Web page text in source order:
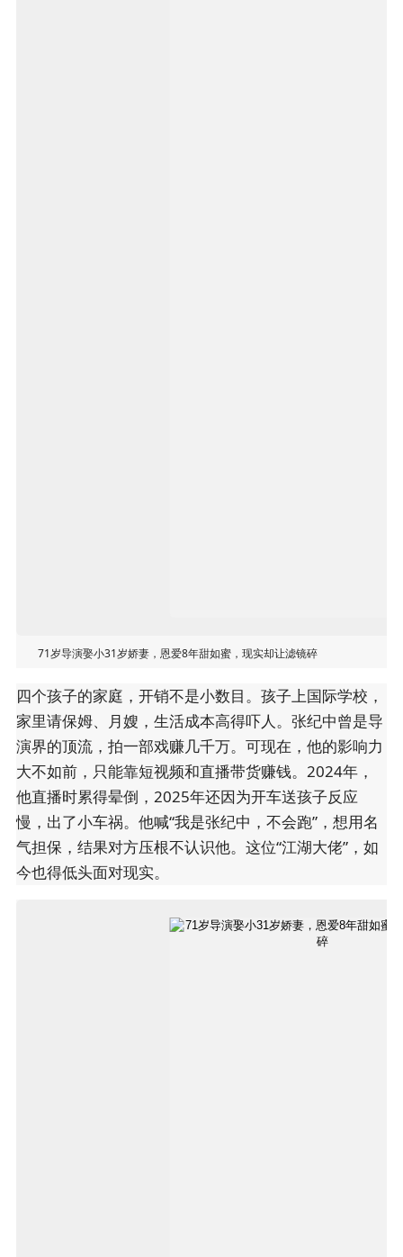
71岁导演娶小31岁娇妻，恩爱8年甜如蜜，现实却让滤镜碎
四个孩子的家庭，开销不是小数目。孩子上国际学校，
家里请保姆、月嫂，生活成本高得吓人。张纪中曾是导
演界的顶流，拍一部戏赚几千万。可现在，他的影响力
大不如前，只能靠短视频和直播带货赚钱。2024年，
他直播时累得晕倒，2025年还因为开车送孩子反应
慢，出了小车祸。他喊“我是张纪中，不会跑”，想用名
气担保，结果对方压根不认识他。这位“江湖大佬”，如
今也得低头面对现实。